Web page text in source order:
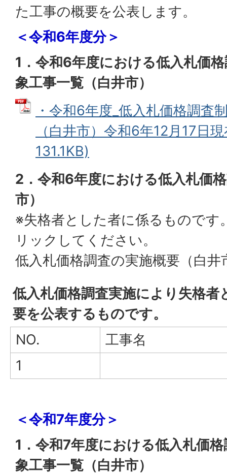
た工事の概要を公表します。
＜令和6年度分＞
1．令和6年度における低入札価
象工事一覧（白井市）
・令和6年度_低入札価格調査
（白井市）令和6年12月17日
131.1KB)
2．令和6年度における低入札価
市）
※失格者とした者に係るものです
リックしてください。
低入札価格調査の実施概要（白井
低入札価格調査実施により失格者
要を公表するものです。
NO.
工事名
1
＜令和7年度分＞
1．令和7年度における低入札価
象工事一覧（白井市）